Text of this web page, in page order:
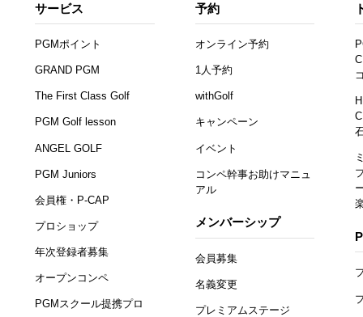
サービス
PGMポイント
GRAND PGM
The First Class Golf
PGM Golf lesson
ANGEL GOLF
PGM Juniors
会員権・P-CAP
プロショップ
年次登録者募集
オープンコンペ
PGMスクール提携プロ
予約
オンライン予約
1人予約
withGolf
キャンペーン
イベント
コンペ幹事お助けマニュ
アル
メンバーシップ
会員募集
名義変更
プレミアムステージ